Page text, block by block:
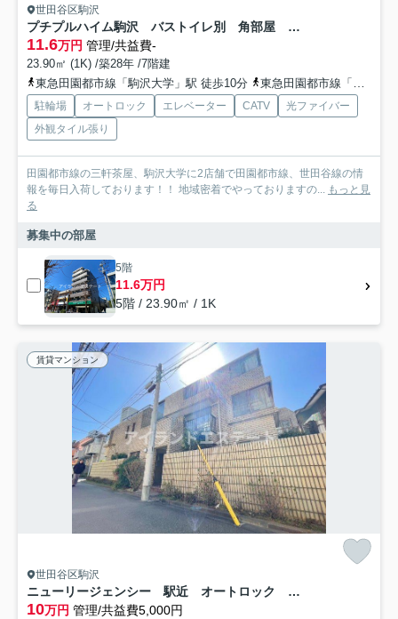
世田谷区駒沢
プチプルハイム駒沢 バストイレ別 角部屋 駒沢公園至近
11.6万円 管理/共益費-
23.90㎡ (1K) /築28年 /7階建
東急田園都市線「駒沢大学」駅 徒歩10分
東急田園都市線「桜新町」駅 徒歩15分
駐輪場 オートロック エレベーター CATV
光ファイバー
外観タイル張り
田園都市線の三軒茶屋、駒沢大学に2店舗で田園都市線、世田谷線の情
報を毎日入荷しております！！ 地域密着でやっておりますの...
もっと見
る
募集中の部屋
5階
11.6万円
5階 / 23.90㎡ / 1K
賃貸マンション
世田谷区駒沢
ニューリージェンシー 駅近 オートロック 洋室16帖
10万円 管理/共益費5,000円